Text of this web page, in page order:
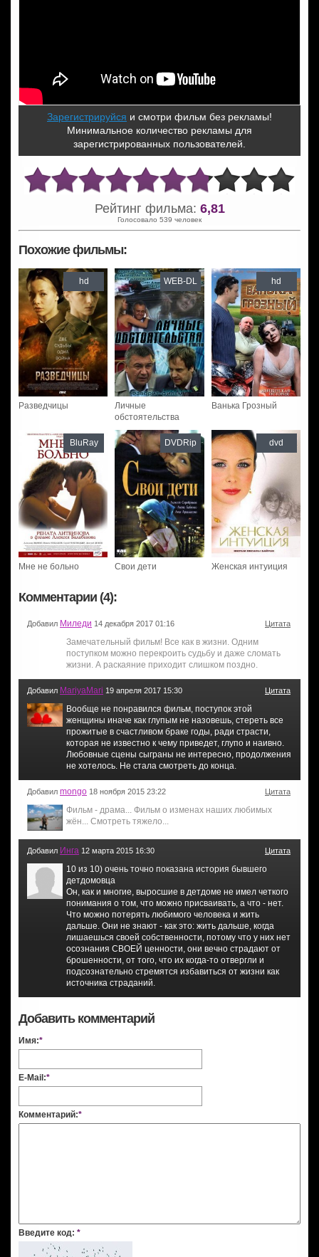
Зарегистрируйся и смотри фильм без рекламы!
Минимальное количество рекламы для
зарегистрированных пользователей.
Рейтинг фильма: 6,81
Голосовало 539 человек
Похожие фильмы:
Разведчицы
hd
Личные
обстоятельства
WEB-DL
Ванька Грозный
hd
Мне не больно
BluRay
Свои дети
DVDRip
Женская интуиция
dvd
Комментарии (4):
Добавил Миледи 14 декабря 2017 01:16 Цитата
Замечательный фильм! Все как в жизни. Одним
поступком можно перекроить судьбу и даже сломать
жизни. А раскаяние приходит слишком поздно.
Добавил MariyaMari 19 апреля 2017 15:30 Цитата
Вообще не понравился фильм, поступок этой
женщины иначе как глупым не назовешь, стереть все
прожитые в счастливом браке годы, ради страсти,
которая не известно к чему приведет, глупо и наивно.
Любовные сцены сыграны не интересно, продолжения
не хотелось. Не стала смотреть до конца.
Добавил mongo 18 ноября 2015 23:22 Цитата
Фильм - драма... Фильм о изменах наших любимых
жён... Смотреть тяжело...
Добавил Инга 12 марта 2015 16:30 Цитата
10 из 10) очень точно показана история бывшего
детдомовца
Он, как и многие, выросшие в детдоме не имел четкого
понимания о том, что можно присваивать, а что - нет.
Что можно потерять любимого человека и жить
дальше. Они не знают - как это: жить дальше, когда
лишаешься своей собственности, потому что у них нет
осознания СВОЕЙ ценности, они вечно страдают от
брошенности, от того, что их когда-то отвергли и
подсознательно стремятся избавиться от жизни как
источника страданий.
Добавить комментарий
Имя:*
E-Mail:*
Комментарий:*
Введите код: *